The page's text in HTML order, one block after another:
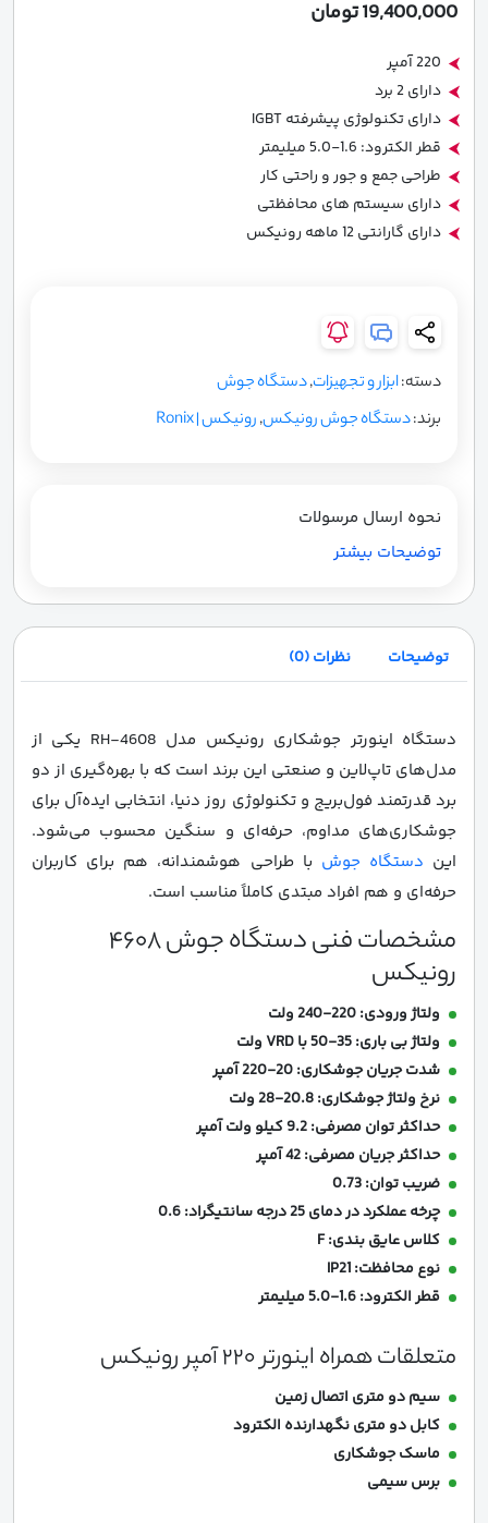
RH-
عدد
RH-
عدد
19,400,000تومان
220 آمپر
دارای 2 برد
دارای تکنولوژی پیشرفته IGBT
قطر الکترود: 1.6-5.0 میلیمتر
طراحی جمع و جور و راحتی کار
دارای سیستم های محافظتی
دارای گارانتی 12 ماهه رونیکس
دسته:ابزار و تجهیزات,دستگاه جوش
برند:دستگاه جوش رونیکس,رونیکس | Ronix
نحوه ارسال مرسولات
توضیحات بیشتر
توضیحات نظرات (0)
دستگاه اینورتر جوشکاری رونیکس مدل RH-4608 یکی از
مدل‌های تاپ‌لاین و صنعتی این برند است که با بهره‌گیری از دو
برد قدرتمند فول‌بریج و تکنولوژی روز دنیا، انتخابی ایده‌آل برای
جوشکاری‌های مداوم، حرفه‌ای و سنگین محسوب می‌شود.
این دستگاه جوش با طراحی هوشمندانه، هم برای کاربران
حرفه‌ای و هم افراد مبتدی کاملاً مناسب است.
مشخصات فنی دستگاه جوش 4608
رونیکس
ولتاژ ورودی: 220-240 ولت
ولتاژ بی باری: 35-50 با VRD ولت
شدت جریان جوشکاری: 20-220 آمپر
نرخ ولتاژ جوشکاری: 20.8-28 ولت
حداکثر توان مصرفی: 9.2 کیلو ولت آمپر
حداکثر جریان مصرفی: 42 آمپر
ضریب توان: 0.73
چرخه عملکرد در دمای 25 درجه سانتیگراد: 0.6
کلاس عایق بندی: F
نوع محافظت: IP21
قطر الکترود: 1.6-5.0 میلیمتر
متعلقات همراه اینورتر 220 آمپر رونیکس
سیم دو متری اتصال زمین
کابل دو متری نگهدارنده الکترود
ماسک جوشکاری
برس سیمی